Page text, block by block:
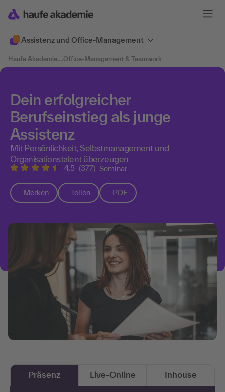
Assistenz und Office-Management
Haufe Akademie....Office-Management & Teamwork
Dein erfolgreicher
Berufseinstieg als junge
Assistenz
Mit Persönlichkeit, Selbstmanagement und
Organisationstalent überzeugen
4,5 (377) Seminar
Merken Teilen PDF
Präsenz Live-Online Inhouse